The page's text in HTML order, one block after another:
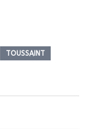
TOUSSAINT